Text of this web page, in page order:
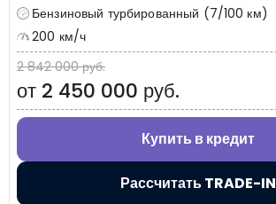
Бензиновый турбированный (7/100 км)
200 км/ч
2 842 000 руб.
от 2 450 000 руб.
Купить в кредит
Рассчитать TRADE-IN